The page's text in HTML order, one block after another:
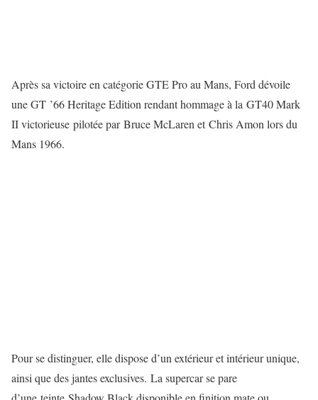
Après sa victoire en catégorie GTE Pro au Mans, Ford dévoile
une GT ’66 Heritage Edition rendant hommage à la GT40 Mark
II victorieuse pilotée par Bruce McLaren et Chris Amon lors du
Mans 1966.
Pour se distinguer, elle dispose d’un extérieur et intérieur unique,
ainsi que des jantes exclusives. La supercar se pare